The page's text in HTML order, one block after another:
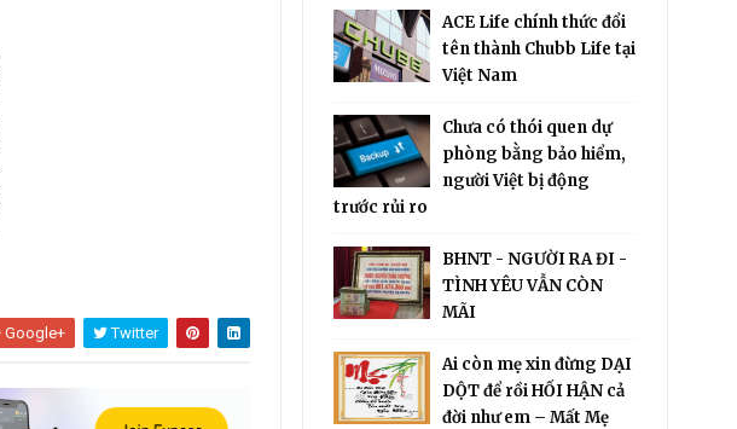
Google+ Twitter
ACE Life chính thức đổi
tên thành Chubb Life tại
Việt Nam
Chưa có thói quen dự
phòng bằng bảo hiểm,
người Việt bị động
trước rủi ro
BHNT - NGƯỜI RA ĐI -
TÌNH YÊU VẪN CÒN
MÃI
Ai còn mẹ xin đừng DẠI
DỘT để rồi HỐI HẬN cả
đời như em – Mất Mẹ